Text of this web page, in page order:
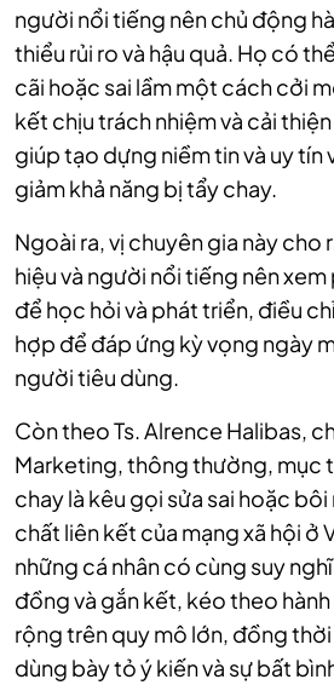
người nổi tiếng nên chủ động
thiểu rủi ro và hậu quả. Họ có
cãi hoặc sai lầm một cách cởi
kết chịu trách nhiệm và cải
giúp tạo dựng niềm tin và uy tín
giảm khả năng bị tẩy chay.
Ngoài ra, vị chuyên gia này
hiệu và người nổi tiếng nên xem
để học hỏi và phát triển, điều
hợp để đáp ứng kỳ vọng ngày
người tiêu dùng.
Còn theo Ts. Alrence Halibas,
Marketing, thông thường, mục
chay là kêu gọi sửa sai hoặc
chất liên kết của mạng xã hội ở
những cá nhân có cùng suy
đồng và gắn kết, kéo theo
rộng trên quy mô lớn, đồng
dùng bày tỏ ý kiến ​​và sự bất